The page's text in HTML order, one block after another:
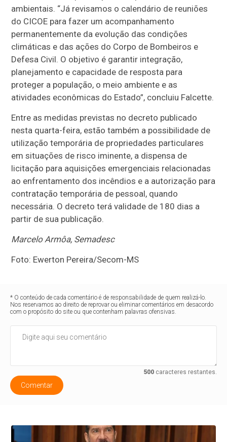
ambientais. “Já revisamos o calendário de reuniões
do CICOE para fazer um acompanhamento
permanentemente da evolução das condições
climáticas e das ações do Corpo de Bombeiros e
Defesa Civil. O objetivo é garantir integração,
planejamento e capacidade de resposta para
proteger a população, o meio ambiente e as
atividades econômicas do Estado”, concluiu Falcette.
Entre as medidas previstas no decreto publicado
nesta quarta-feira, estão também a possibilidade de
utilização temporária de propriedades particulares
em situações de risco iminente, a dispensa de
licitação para aquisições emergenciais relacionadas
ao enfrentamento dos incêndios e a autorização para
contratação temporária de pessoal, quando
necessária. O decreto terá validade de 180 dias a
partir de sua publicação.
Marcelo Armôa, Semadesc
Foto: Ewerton Pereira/Secom-MS
* O conteúdo de cada comentário é de responsabilidade de quem realizá-lo.
Nos reservamos ao direito de reprovar ou eliminar comentários em desacordo
com o propósito do site ou que contenham palavras ofensivas.
500caracteres restantes.
Comentar